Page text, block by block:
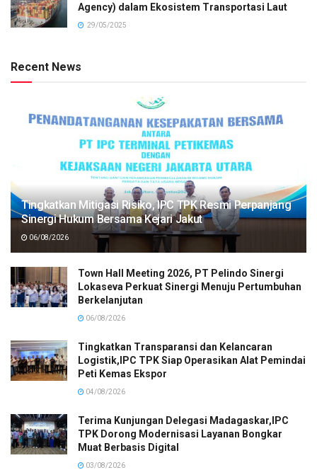
Agency) dalam Ekosistem Transportasi Laut
29/05/2025
Recent News
Tingkatkan Mitigasi Risiko, IPC TPK Resmi Perpanjang
Sinergi Hukum Bersama Kejari Jakut
06/08/2026
Town Hall Meeting 2026, PT Pelindo Sinergi
Lokaseva Perkuat Sinergi Menuju Pertumbuhan
Berkelanjutan
06/08/2026
Tingkatkan Transparansi dan Kelancaran
Logistik,IPC TPK Siap Operasikan Alat Pemindai
Peti Kemas Ekspor
04/08/2026
Terima Kunjungan Delegasi Madagaskar,IPC
TPK Dorong Modernisasi Layanan Bongkar
Muat Berbasis Digital
03/08/2026